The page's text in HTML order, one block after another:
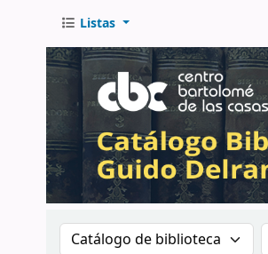
Listas
Buscar en el catálogo por: